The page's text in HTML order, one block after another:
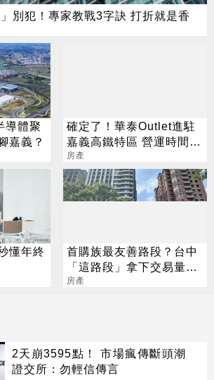
別犯！專家教戰3字訣 打折就是香
導體聚
嘉義？
確定了！華泰Outlet進駐
嘉義高鐵特區 營運時間曝
光
房產
懂年終
首購族最友善路段？台中
「這路段」拿下交易量冠
軍
房產
2天崩3595點！ 市場瘋傳斷頭潮
證交所：勿輕信傳言